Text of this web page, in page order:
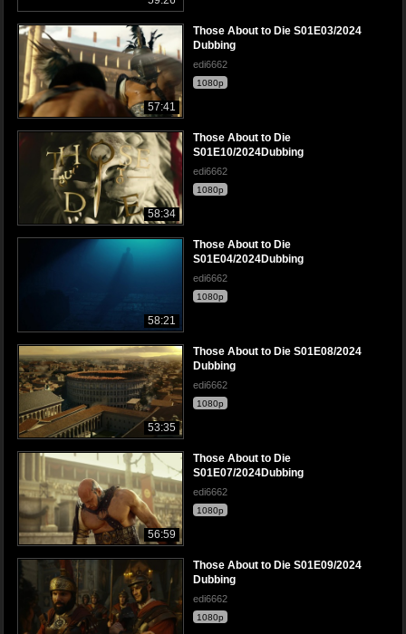
57:41
Those About to Die S01E03/2024
Dubbing
edi6662
1080p
58:34
Those About to Die
S01E10/2024Dubbing
edi6662
1080p
58:21
Those About to Die
S01E04/2024Dubbing
edi6662
1080p
53:35
Those About to Die S01E08/2024
Dubbing
edi6662
1080p
56:59
Those About to Die
S01E07/2024Dubbing
edi6662
1080p
Those About to Die S01E09/2024
Dubbing
edi6662
1080p